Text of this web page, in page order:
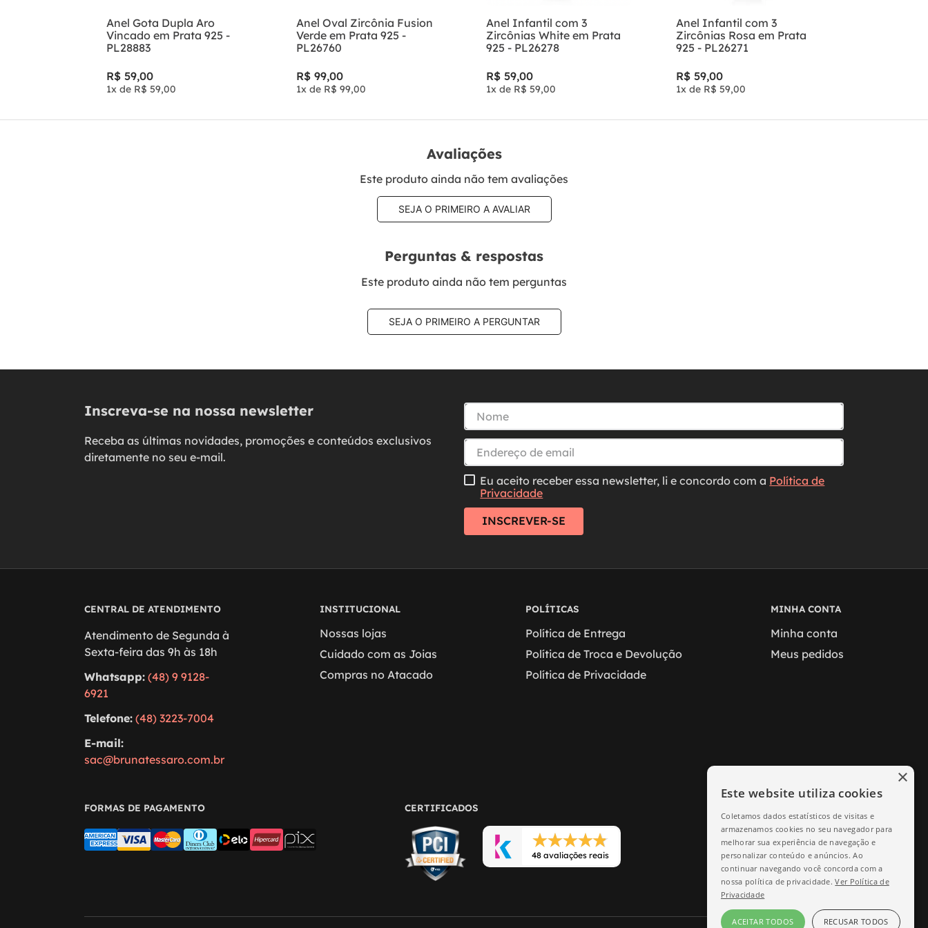
Anel Gota Dupla Aro
Vincado em Prata 925 -
PL28883
R$ 59,00
1x de R$ 59,00
Anel Oval Zircônia Fusion
Verde em Prata 925 -
PL26760
R$ 99,00
1x de R$ 99,00
Anel Infantil com 3
Zircônias White em Prata
925 - PL26278
R$ 59,00
1x de R$ 59,00
Anel Infantil com 3
Zircônias Rosa em Prata
925 - PL26271
R$ 59,00
1x de R$ 59,00
Avaliações
Este produto ainda não tem avaliações
SEJA O PRIMEIRO A AVALIAR
Perguntas & respostas
Este produto ainda não tem perguntas
SEJA O PRIMEIRO A PERGUNTAR
Inscreva-se na nossa newsletter
Receba as últimas novidades, promoções e conteúdos exclusivos
diretamente no seu e-mail.
Eu aceito receber essa newsletter, li e concordo com a Política de
Privacidade
INSCREVER-SE
CENTRAL DE ATENDIMENTO
Atendimento de Segunda à
Sexta-feira das 9h às 18h
Whatsapp: (48) 9 9128-
6921
Telefone: (48) 3223-7004
E-mail:
sac@brunatessaro.com.br
INSTITUCIONAL
Nossas lojas
Cuidado com as Joias
Compras no Atacado
POLÍTICAS
Política de Entrega
Política de Troca e Devolução
Política de Privacidade
MINHA CONTA
Minha conta
Meus pedidos
FORMAS DE PAGAMENTO CERTIFICADOS
48 avaliações reais
Este website utiliza cookies
Coletamos dados estatísticos de visitas e
armazenamos cookies no seu navegador para
melhorar sua experiência de navegação e
personalizar conteúdo e anúncios. Ao
continuar navegando você concorda com a
nossa política de privacidade.Ver Política de
Privacidade
ACEITAR TODOS RECUSAR TODOS
×